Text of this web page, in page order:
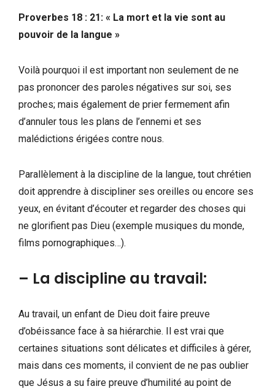
Proverbes 18 : 21: « La mort et la vie sont au
pouvoir de la langue »
Voilà pourquoi il est important non seulement de ne
pas prononcer des paroles négatives sur soi, ses
proches; mais également de prier fermement afin
d’annuler tous les plans de l’ennemi et ses
malédictions érigées contre nous.
Parallèlement à la discipline de la langue, tout chrétien
doit apprendre à discipliner ses oreilles ou encore ses
yeux, en évitant d’écouter et regarder des choses qui
ne glorifient pas Dieu (exemple musiques du monde,
films pornographiques…).
– La discipline au travail:
Au travail, un enfant de Dieu doit faire preuve
d’obéissance face à sa hiérarchie. Il est vrai que
certaines situations sont délicates et difficiles à gérer,
mais dans ces moments, il convient de ne pas oublier
que Jésus a su faire preuve d’humilité au point de